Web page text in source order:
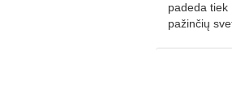
padeda tiek
pažinčių